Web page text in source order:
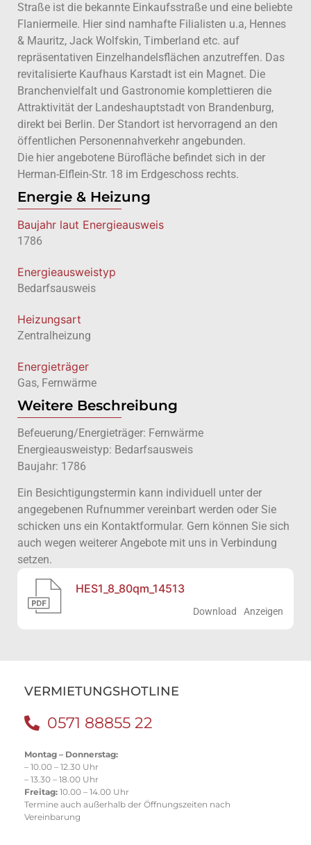
Straße ist die bekannte Einkaufsstraße und eine beliebte
Flaniermeile. Hier sind namhafte Filialisten u.a, Hennes
& Mauritz, Jack Wolfskin, Timberland etc. auf
repräsentativen Einzelhandelsflächen anzutreffen. Das
revitalisierte Kaufhaus Karstadt ist ein Magnet. Die
Branchenvielfalt und Gastronomie komplettieren die
Attraktivität der Landeshauptstadt von Brandenburg,
direkt bei Berlin. Der Standort ist hervorragend an den
öffentlichen Personennahverkehr angebunden.
Die hier angebotene Bürofläche befindet sich in der
Herman-Elflein-Str. 18 im Erdgeschoss rechts.
Energie & Heizung
Baujahr laut Energieausweis
1786
Energie­ausweistyp
Bedarfsausweis
Heizungsart
Zentralheizung
Energieträger
Gas, Fernwärme
Weitere Beschreibung
Befeuerung/Energieträger: Fernwärme
Energieausweistyp: Bedarfsausweis
Baujahr: 1786
Ein Besichtigungstermin kann individuell unter der
angegebenen Rufnummer vereinbart werden oder Sie
schicken uns ein Kontaktformular. Gern können Sie sich
auch wegen weiterer Angebote mit uns in Verbindung
setzen.
HES1_8_80qm_14513
Download Anzeigen
VERMIETUNGSHOTLINE
0571 88855 22
Montag – Donnerstag:
– 10.00 – 12.30 Uhr
– 13.30 – 18.00 Uhr
Freitag: 10.00 – 14.00 Uhr
Termine auch außerhalb der Öffnungszeiten nach
Vereinbarung